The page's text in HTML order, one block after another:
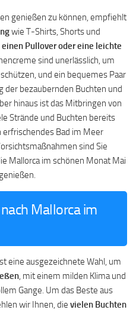
genießen zu können, empfiehlt
wie T-Shirts, Shorts und
Pullover oder eine leichte
sind unerlässlich, um
und ein bequemes Paar
der bezaubernden Buchten und
hinaus ist das Mitbringen von
Strände und Buchten bereits
Bad im Meer
sind Sie
Mallorca im schönen Monat Mai
Mallorca im
eine ausgezeichnete Wahl, um
, mit einem milden Klima und
Gange. Um das Beste aus
wir Ihnen, die vielen Buchten